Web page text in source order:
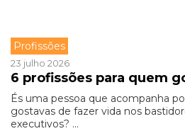
Profissões
23 julho 2026
6 profissões para quem
És uma pessoa que acompanha
gostavas de fazer vida nos
executivos? ...